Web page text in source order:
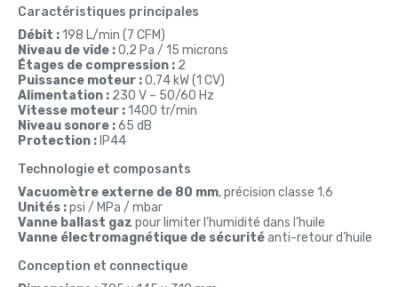
Caractéristiques principales
Débit :198 L/min (7 CFM)
Niveau de vide :0,2 Pa / 15 microns
Étages de compression : 2
Puissance moteur :0,74 kW (1 CV)
Alimentation : 230 V – 50/60 Hz
Vitesse moteur :1400 tr/min
Niveau sonore :65 dB
Protection : IP44
Technologie et composants
Vacuomètre externe de 80 mm, précision classe 1.6
Unités :psi / MPa / mbar
Vanne ballast gaz pour limiter l’humidité dans l’huile
Vanne électromagnétique de sécuritéanti-retour d’huile
Conception et connectique